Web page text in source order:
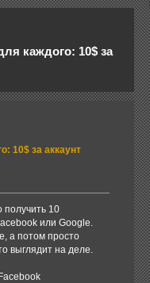
каждого: 10$ за
10$ за аккаунт
получить 10
или Google.
а потом просто
выглядит на деле.